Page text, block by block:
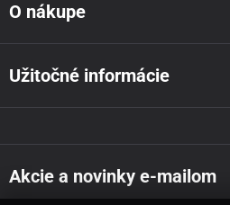
O nákupe
Užitočné informácie
Akcie a novinky e-mailom